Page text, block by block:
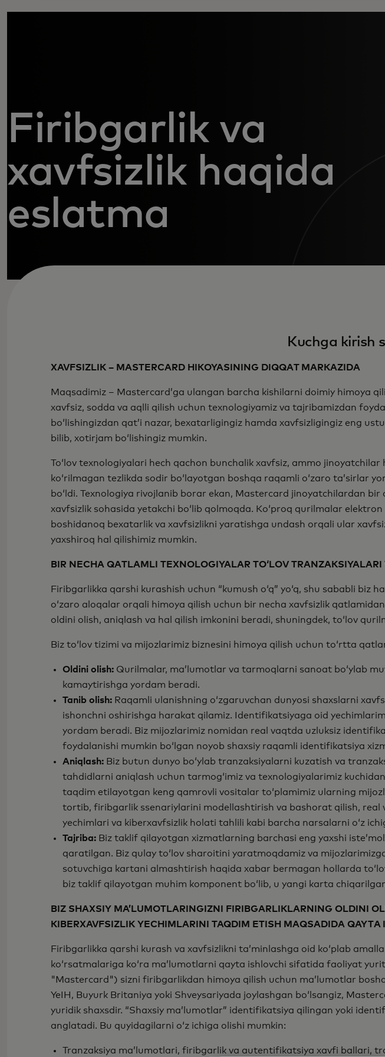
Firibgarlik va
xavfsizlik haqida
eslatma
Kuchga kirish
XAVFSIZLIK – MASTERCARD HIKOYASINING DIQQAT MARKAZIDA
Maqsadimiz – Mastercard’ga ulangan barcha kishilarni doimiy himoya
xavfsiz, sodda va aqlli qilish uchun texnologiyamiz va tajribamizdan
bo‘lishingizdan qat’i nazar, bexatarligingiz hamda xavfsizligingiz eng
bilib, xotirjam bo‘lishingiz mumkin.
To‘lov texnologiyalari hech qachon bunchalik xavfsiz, ammo
ko‘rilmagan tezlikda sodir bo‘layotgan boshqa raqamli o‘zaro ta’sirlar
bo‘ldi. Texnologiya rivojlanib borar ekan, Mastercard jinoyatchilardan
xavfsizlik sohasida yetakchi bo‘lib qolmoqda. Ko‘proq qurilmalar
boshidanoq bexatarlik va xavfsizlikni yaratishga undash orqali ular
yaxshiroq hal qilishimiz mumkin.
BIR NECHA QATLAMLI TEXNOLOGIYALAR TO‘LOV
Firibgarlikka qarshi kurashish uchun “kumush o‘q” yo‘q, shu sababli
o‘zaro aloqalar orqali himoya qilish uchun bir necha xavfsizlik
oldini olish, aniqlash va hal qilish imkonini beradi, shuningdek, toʻlov
Biz to‘lov tizimi va mijozlarimiz biznesini himoya qilish uchun to‘rtta
Oldini olish:Qurilmalar, ma’lumotlar va tarmoqlarni sanoat bo‘ylab
kamaytirishga yordam beradi.
Tanib olish:Raqamli ulanishning o‘zgaruvchan dunyosi shaxslarni
ishonchni oshirishga harakat qilamiz. Identifikatsiyaga oid
yordam beradi. Biz mijozlarimiz nomidan real vaqtda uzluksiz
foydalanishi mumkin bo‘lgan noyob shaxsiy raqamli identifikatsiya
Aniqlash:Biz butun dunyo bo‘ylab tranzaksiyalarni kuzatish va
tahdidlarni aniqlash uchun tarmog‘imiz va texnologiyalarimiz
taqdim etilayotgan keng qamrovli vositalar to‘plamimiz ularning
tortib, firibgarlik ssenariylarini modellashtirish va bashorat qilish,
yechimlari va kiberxavfsizlik holati tahlili kabi barcha narsalarni o‘z
Tajriba:Biz taklif qilayotgan xizmatlarning barchasi eng yaxshi
qaratilgan. Biz qulay to‘lov sharoitini yaratmoqdamiz va
sotuvchiga kartani almashtirish haqida xabar bermagan hollarda
biz taklif qilayotgan muhim komponent bo‘lib, u yangi karta
BIZ SHAXSIY MA’LUMOTLARINGIZNI FIRIBGARLIKLARNING OLDINI
KIBERXAVFSIZLIK YECHIMLARINI TAQDIM ETISH MAQSADIDA QAYTA
Firibgarlikka qarshi kurash va xavfsizlikni ta’minlashga oid ko‘plab
ko‘rsatmalariga ko‘ra ma’lumotlarni qayta ishlovchi sifatida faoliyat
"Mastercard") sizni firibgarlikdan himoya qilish uchun ma’lumotlar
YeIH, Buyurk Britaniya yoki Shveysariyada joylashgan bo‘lsangiz,
yuridik shaxsdir. “Shaxsiy ma’lumotlar” identifikatsiya qilingan yoki
anglatadi. Bu quyidagilarni o‘z ichiga olishi mumkin:
Tranzaksiya ma’lumotlari, firibgarlik va autentifikatsiya xavfi ballari,